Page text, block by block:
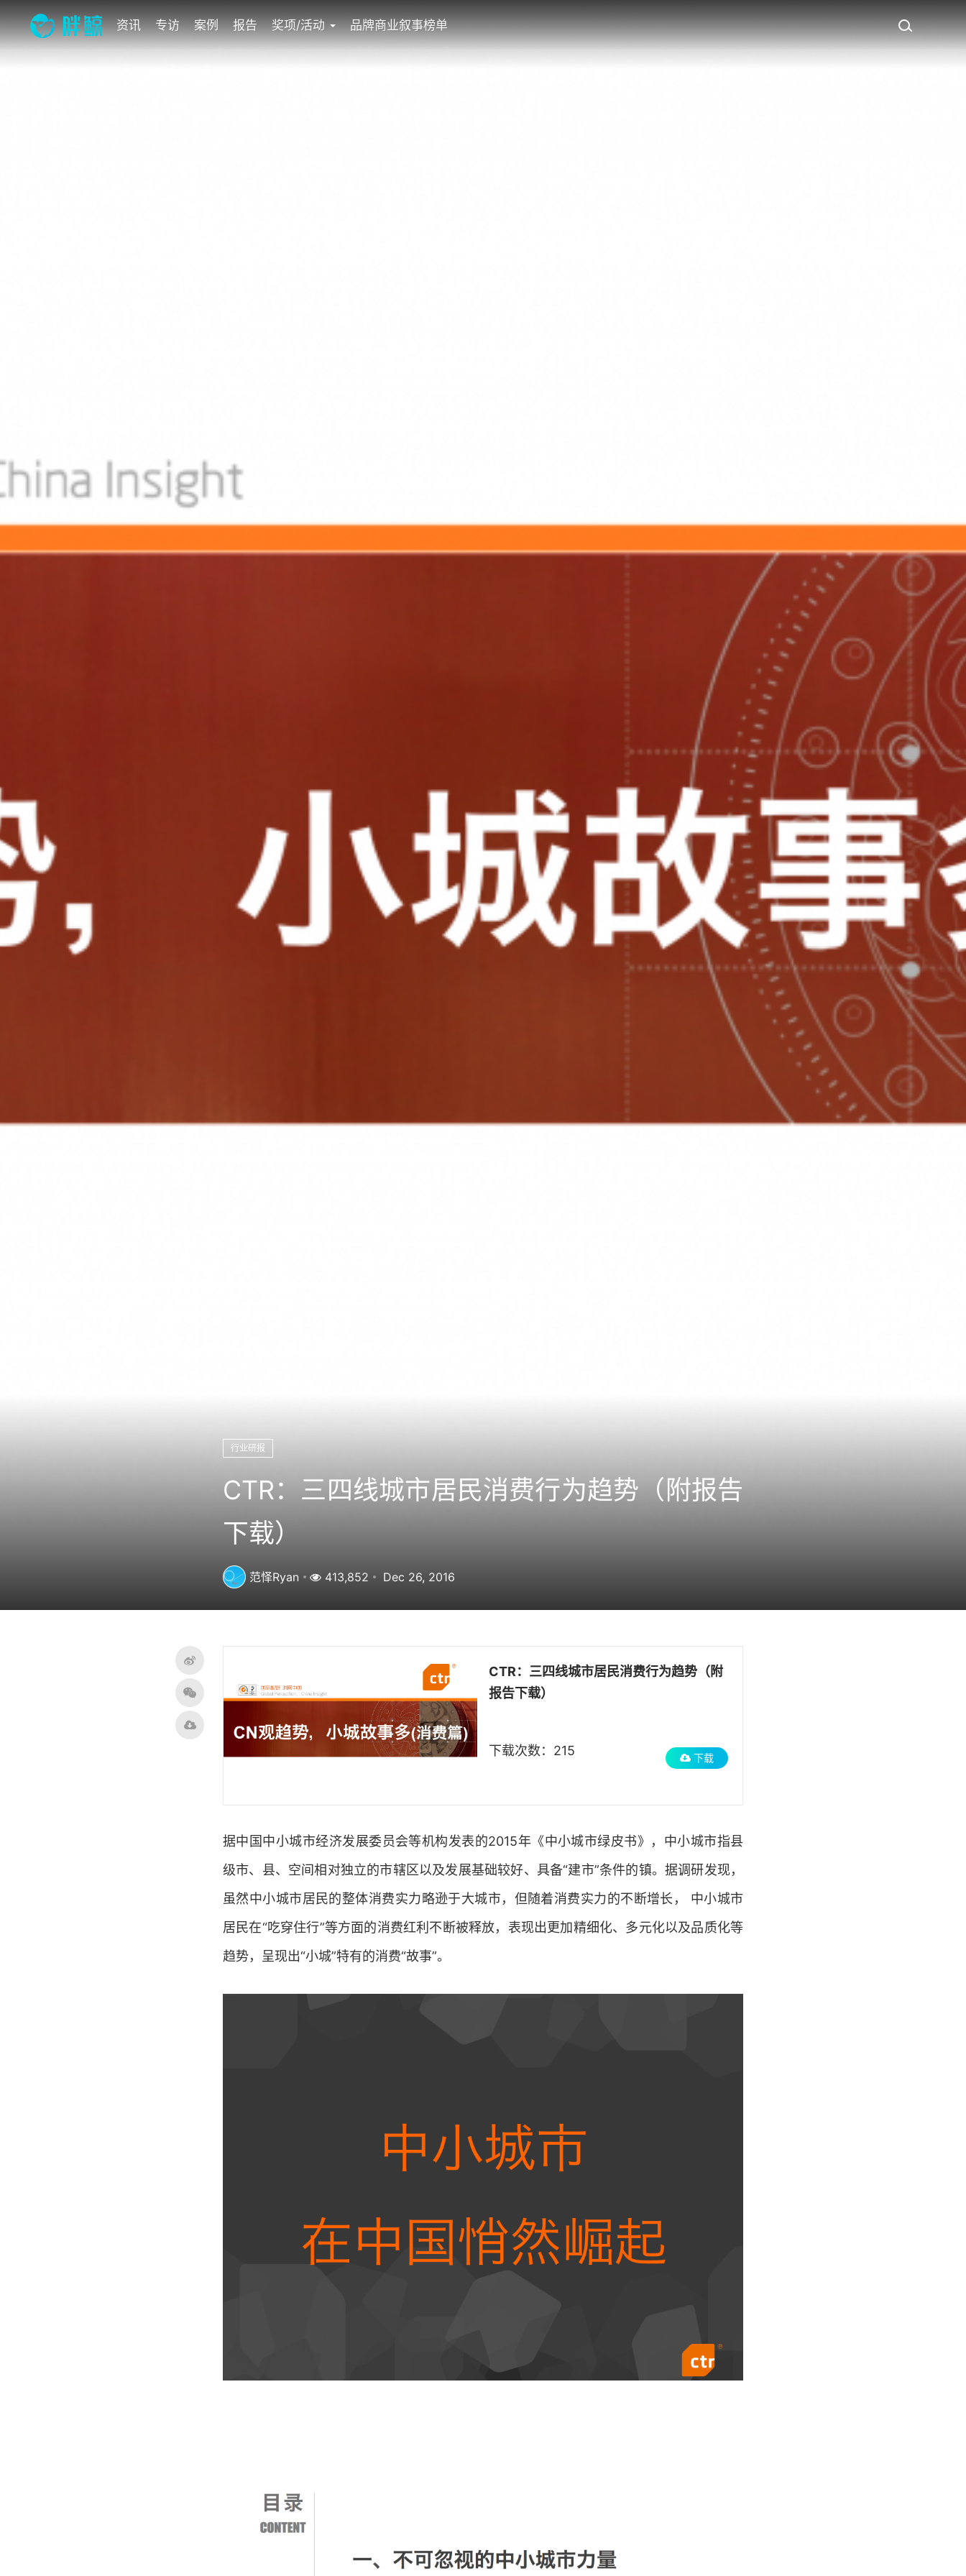
资讯 专访 案例 报告 奖项/活动 品牌商业叙事榜单
行业研报
CTR：三四线城市居民消费行为趋势（附报告
下载）
范怿Ryan 413,852 Dec 26, 2016
CTR：三四线城市居民消费行为趋势（附
报告下载）
下载次数：215 下载
据中国中小城市经济发展委员会等机构发表的2015年《中小城市绿皮书》，中小城市指县
级市、县、空间相对独立的市辖区以及发展基础较好、具备“建市”条件的镇。据调研发现，
虽然中小城市居民的整体消费实力略逊于大城市，但随着消费实力的不断增长， 中小城市
居民在“吃穿住行”等方面的消费红利不断被释放，表现出更加精细化、多元化以及品质化等
趋势，呈现出“小城”特有的消费“故事”。